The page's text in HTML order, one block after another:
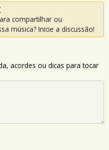
compartilhar ou
música? Inicie a discussão!
acordes ou dicas para tocar